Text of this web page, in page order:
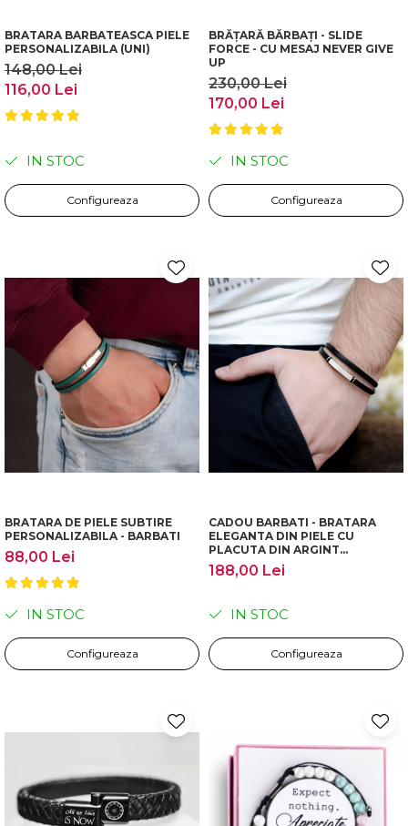
BRATARA BARBATEASCA PIELE
PERSONALIZABILA (UNI)
148,00 Lei
116,00 Lei
IN STOC
Configureaza
BRĂȚARĂ BĂRBAȚI - SLIDE
FORCE - CU MESAJ NEVER GIVE
UP
230,00 Lei
170,00 Lei
IN STOC
Configureaza
BRATARA DE PIELE SUBTIRE
PERSONALIZABILA - BARBATI
88,00 Lei
IN STOC
Configureaza
CADOU BARBATI - BRATARA
ELEGANTA DIN PIELE CU
PLACUTA DIN ARGINT
PERSONALIZABILA
188,00 Lei
IN STOC
Configureaza